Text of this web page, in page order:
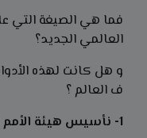
فما هي الصيغة التي
العالمي الجديد؟
و هل كانت لهذه
ف العالم ؟
1- نأسيس هيئة الأمم المتحدة :